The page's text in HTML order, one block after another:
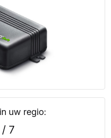
uw regio:
/ 7